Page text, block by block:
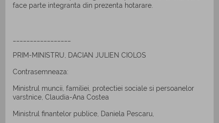
face parte integranta din prezenta hotarare.
PRIM-MINISTRU, DACIAN JULIEN CIOLOS
Contrasemneaza:
Ministrul muncii, familiei, protectiei sociale si persoanelor
varstnice, Claudia-Ana Costea
Ministrul finantelor publice, Daniela Pescaru,